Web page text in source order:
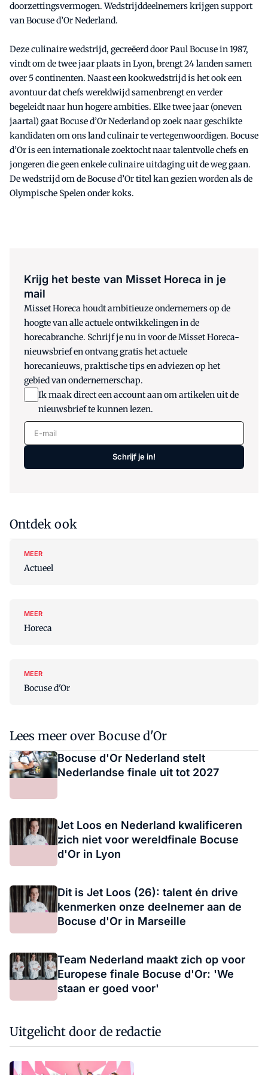
doorzettingsvermogen. Wedstrijddeelnemers krijgen support
van Bocuse d’Or Nederland.
Deze culinaire wedstrijd, gecreëerd door Paul Bocuse in 1987,
vindt om de twee jaar plaats in Lyon, brengt 24 landen samen
over 5 continenten. Naast een kookwedstrijd is het ook een
avontuur dat chefs wereldwijd samenbrengt en verder
begeleidt naar hun hogere ambities. Elke twee jaar (oneven
jaartal) gaat Bocuse d’Or Nederland op zoek naar geschikte
kandidaten om ons land culinair te vertegenwoordigen. Bocuse
d’Or is een internationale zoektocht naar talentvolle chefs en
jongeren die geen enkele culinaire uitdaging uit de weg gaan.
De wedstrijd om de Bocuse d’Or titel kan gezien worden als de
Olympische Spelen onder koks.
Krijg het beste van Misset Horeca in je
mail
Misset Horeca houdt ambitieuze ondernemers op de
hoogte van alle actuele ontwikkelingen in de
horecabranche. Schrijf je nu in voor de Misset Horeca-
nieuwsbrief en ontvang gratis het actuele
horecanieuws, praktische tips en adviezen op het
gebied van ondernemerschap.
Ik maak direct een account aan om artikelen uit de
nieuwsbrief te kunnen lezen.
E-mail
Schrijf je in!
Ontdek ook
MEER
Actueel
MEER
Horeca
MEER
Bocuse d'Or
Lees meer over Bocuse d'Or
Bocuse d'Or Nederland stelt
Nederlandse finale uit tot 2027
Jet Loos en Nederland kwalificeren
zich niet voor wereldfinale Bocuse
d'Or in Lyon
Dit is Jet Loos (26): talent én drive
kenmerken onze deelnemer aan de
Bocuse d'Or in Marseille
Team Nederland maakt zich op voor
Europese finale Bocuse d'Or: 'We
staan er goed voor'
Uitgelicht door de redactie